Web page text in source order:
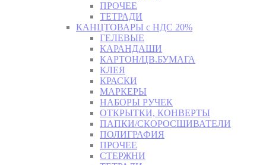
ПРОЧЕЕ
ТЕТРАДИ
КАНЦТОВАРЫ с НДС 20%
ГЕЛЕВЫЕ
КАРАНДАШИ
КАРТОН/ЦВ.БУМАГА
КЛЕЯ
КРАСКИ
МАРКЕРЫ
НАБОРЫ РУЧЕК
ОТКРЫТКИ, КОНВЕРТЫ
ПАПКИ/СКОРОСШИВАТЕЛИ
ПОЛИГРАФИЯ
ПРОЧЕЕ
СТЕРЖНИ